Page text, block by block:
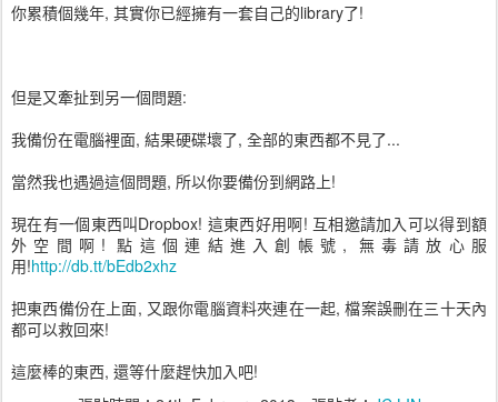
你累積個幾年, 其實你已經擁有一套自己的library了!
但是又牽扯到另一個問題:
我備份在電腦裡面, 結果硬碟壞了, 全部的東西都不見了...
當然我也遇過這個問題, 所以你要備份到網路上!
現在有一個東西叫Dropbox! 這東西好用啊! 互相邀請加入可以得到額
外空間啊! 點這個連結進入創帳號, 無毒請放心服
用!http://db.tt/bEdb2xhz
把東西備份在上面, 又跟你電腦資料夾連在一起, 檔案誤刪在三十天內
都可以救回來!
這麼棒的東西, 還等什麼趕快加入吧!